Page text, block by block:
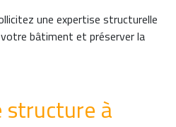
une expertise structurelle
bâtiment et préserver la
structure à